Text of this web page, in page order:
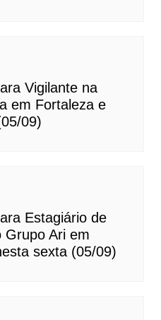
Vigilante na
em Fortaleza e
09)
Estagiário de
Grupo Ari em
sexta (05/09)